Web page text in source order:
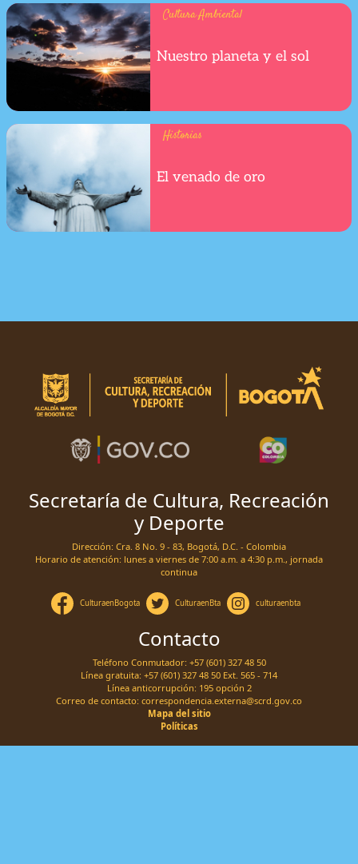
Cultura Ambiental
Nuestro planeta y el sol
Historias
El venado de oro
Secretaría de Cultura, Recreación
y Deporte
Dirección: Cra. 8 No. 9 - 83, Bogotá, D.C. - Colombia
Horario de atención: lunes a viernes de 7:00 a.m. a 4:30 p.m., jornada
continua
CulturaenBogota CulturaenBta culturaenbta
Contacto
Teléfono Conmutador: +57 (601) 327 48 50
Línea gratuita: +57 (601) 327 48 50 Ext. 565 - 714
Línea anticorrupción: 195 opción 2
Correo de contacto: correspondencia.externa@scrd.gov.co
Mapa del sitio
Políticas